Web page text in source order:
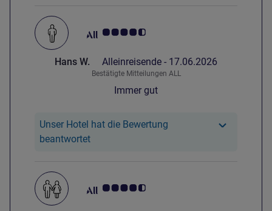
Note Kundenmeinungen 4.5/5
Hans W. Alleinreisende - 17.06.2026
Bestätigte Mitteilungen ALL
Immer gut
Unser Hotel hat die Bewertung
beantwortetUnser Hotel hat reagiert auf die
Note Kundenmeinungen 4.5/5